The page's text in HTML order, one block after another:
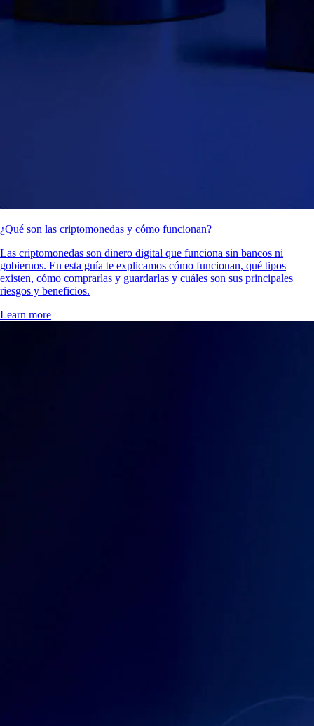
¿Qué son las criptomonedas y cómo funcionan?
Las criptomonedas son dinero digital que funciona sin bancos ni
gobiernos. En esta guía te explicamos cómo funcionan, qué tipos
existen, cómo comprarlas y guardarlas y cuáles son sus principales
riesgos y beneficios.
Learn more